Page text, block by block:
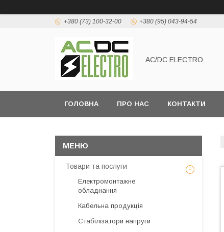
+380 (73) 100-32-00 +380 (95) 043-94-54
AC/DC ELECTRO
ГОЛОВНА ПРО НАС КОНТАКТИ
Товари та послуги
Електромонтажне
обладнання
Кабельна продукція
Стабілізатори напруги